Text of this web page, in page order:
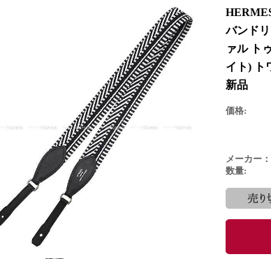
バンド
ァル ト
イト) ト
新品
価格:
メーカー：
数量: